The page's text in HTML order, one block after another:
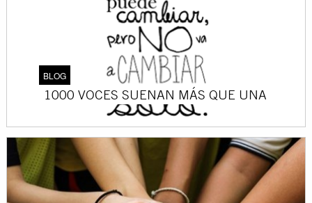
BLOG
1000 VOCES SUENAN MÁS QUE UNA